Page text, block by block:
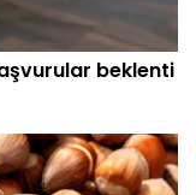
beklenti